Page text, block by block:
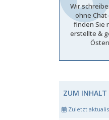
Wir
ohne
finden Sie
erstellte &
ZUM INHALT
Zuletzt